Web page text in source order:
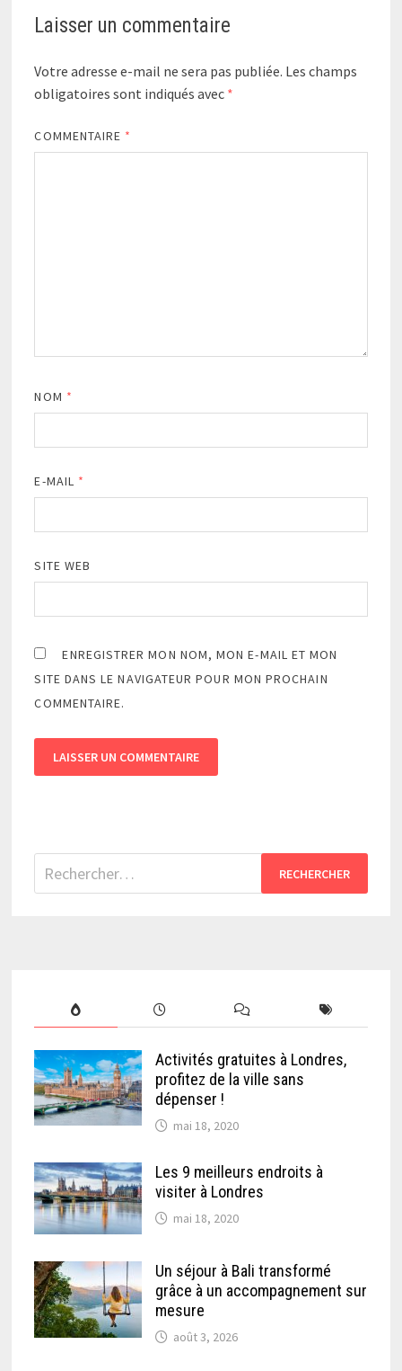
Laisser un commentaire
Votre adresse e-mail ne sera pas publiée. Les champs
obligatoires sont indiqués avec *
COMMENTAIRE *
NOM *
E-MAIL *
SITE WEB
ENREGISTRER MON NOM, MON E-MAIL ET MON
SITE DANS LE NAVIGATEUR POUR MON PROCHAIN
COMMENTAIRE.
Rechercher :
Activités gratuites à Londres,
profitez de la ville sans
dépenser !
mai 18, 2020
Les 9 meilleurs endroits à
visiter à Londres
mai 18, 2020
Un séjour à Bali transformé
grâce à un accompagnement sur
mesure
août 3, 2026